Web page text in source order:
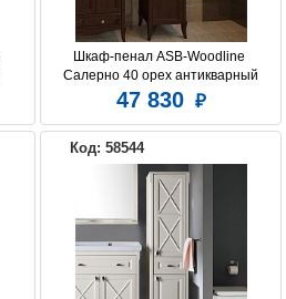
Шкаф-пенал ASB-Woodline
Салерно 40 орех антикварный
47 830
Код: 58544